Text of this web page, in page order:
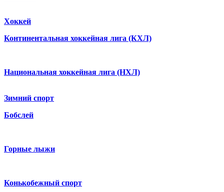
Хоккей
Континентальная хоккейная лига (КХЛ)
Национальная хоккейная лига (НХЛ)
Зимний спорт
Бобслей
Горные лыжи
Конькобежный спорт